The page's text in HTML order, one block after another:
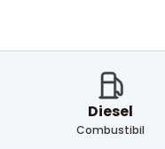
Diesel
Combustibil